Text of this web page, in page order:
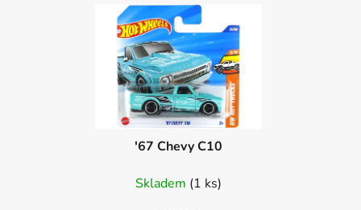
'67 Chevy C10
Skladem (1 ks)